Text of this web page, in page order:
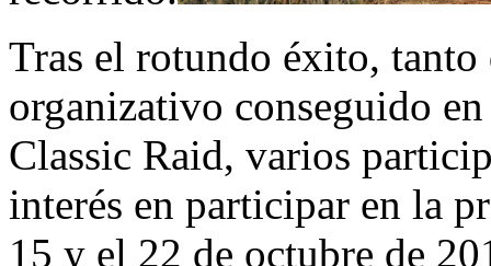
Tras el rotundo éxito,
organizativo conseguido
Classic Raid, varios
interés en participar en la
15 y el 22 de octubre de